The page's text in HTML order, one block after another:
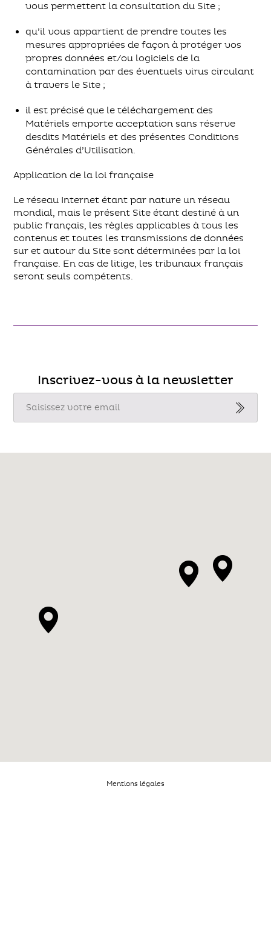
vous permettent la consultation du Site ;
qu’il vous appartient de prendre toutes les
mesures appropriées de façon à protéger vos
propres données et/ou logiciels de la
contamination par des éventuels virus circulant
à travers le Site ;
il est précisé que le téléchargement des
Matériels emporte acceptation sans réserve
desdits Matériels et des présentes Conditions
Générales d’Utilisation.
Application de la loi française
Le réseau Internet étant par nature un réseau
mondial, mais le présent Site étant destiné à un
public français, les règles applicables à tous les
contenus et toutes les transmissions de données
sur et autour du Site sont déterminées par la loi
française. En cas de litige, les tribunaux français
seront seuls compétents.
Inscrivez-vous à la newsletter
Mentions légales